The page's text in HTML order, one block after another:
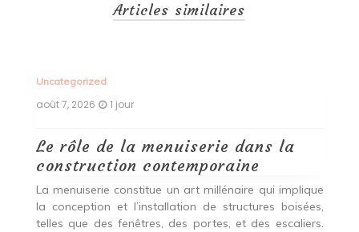
Articles similaires
Uncategorized
août 7, 2026 1 jour
Le rôle de la menuiserie dans la
construction contemporaine
La menuiserie constitue un art millénaire qui implique
la conception et l’installation de structures boisées,
telles que des fenêtres, des portes, et des escaliers.